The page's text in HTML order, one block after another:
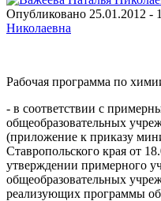
Опубликовано 25.01.2012 -
Николаевна
Рабочая программа по
- в соответствии с
общеобразовательных
(приложение к приказу
Ставропольского края от
утверждении примерного
общеобразовательных
реализующих программы